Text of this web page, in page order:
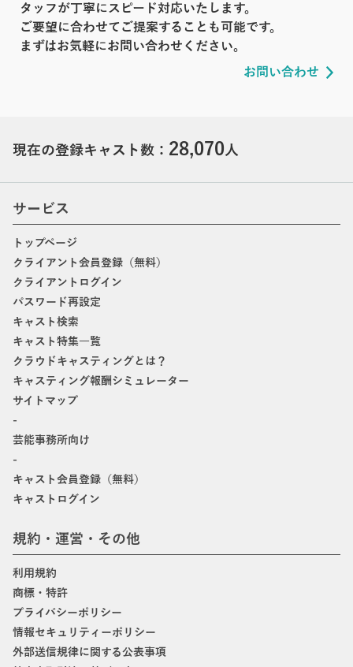
タッフが丁寧にスピード対応いたします。
ご要望に合わせてご提案することも可能です。
まずはお気軽にお問い合わせください。
お問い合わせ
現在の登録キャスト数： 28,070人
サービス
トップページ
クライアント会員登録（無料）
クライアントログイン
パスワード再設定
キャスト検索
キャスト特集一覧
クラウドキャスティングとは？
キャスティング報酬シミュレーター
サイトマップ
-
芸能事務所向け
-
キャスト会員登録（無料）
キャストログイン
規約・運営・その他
利用規約
商標・特許
プライバシーポリシー
情報セキュリティーポリシー
外部送信規律に関する公表事項